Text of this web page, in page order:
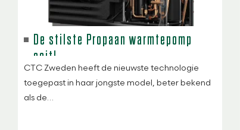
De stilste Propaan warmtepomp
ooit!
CTC Zweden heeft de nieuwste technologie
toegepast in haar jongste model, beter bekend
als de…